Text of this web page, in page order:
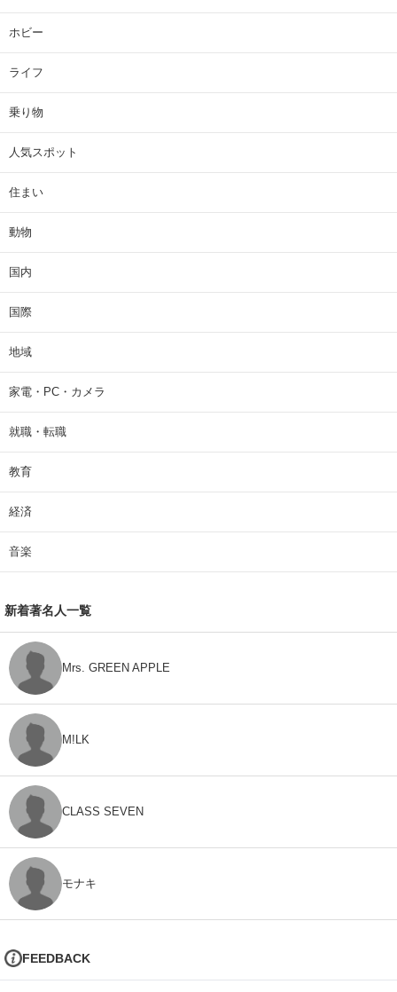
ホビー
ライフ
乗り物
人気スポット
住まい
動物
国内
国際
地域
家電・PC・カメラ
就職・転職
教育
経済
音楽
新着著名人一覧
Mrs. GREEN APPLE
M!LK
CLASS SEVEN
モナキ
FEEDBACK